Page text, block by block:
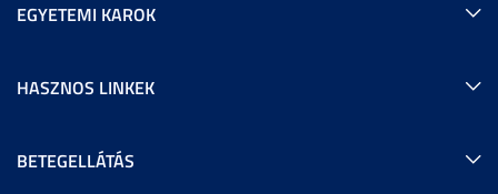
EGYETEMI KAROK
HASZNOS LINKEK
BETEGELLÁTÁS